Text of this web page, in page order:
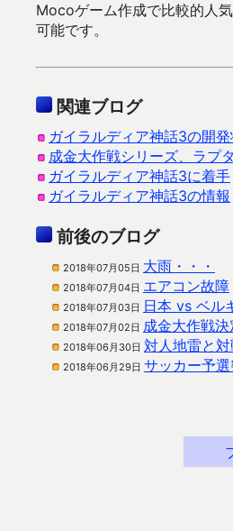
Mocoゲーム作成で比較的人
可能です。
関連ブログ
ガイラルディア神話3の開
成金大作戦シリーズ、ラプ
ガイラルディア神話3に着手
ガイラルディア神話3の情報
前後のブログ
2018年07月05日 大雨・・・
2018年07月04日 エアコン故障
2018年07月03日 日本 vs ベル
2018年07月02日 成金大作戦
2018年06月30日 対人地雷と対
2018年06月29日 サッカー予選